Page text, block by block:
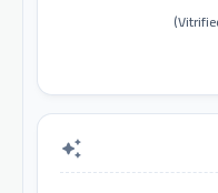
auto_awesome